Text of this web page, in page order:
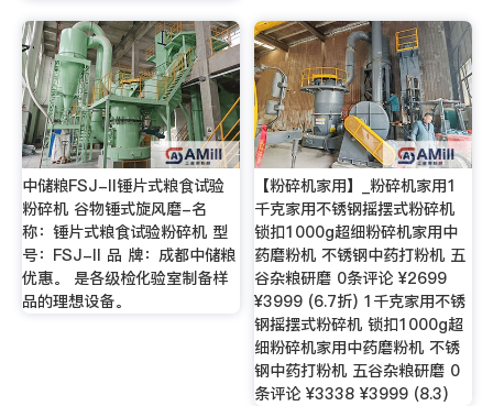
中储粮FSJ-II锤片式粮食试验
粉碎机 谷物锤式旋风磨-名
称：锤片式粮食试验粉碎机 型
号：FSJ-II 品 牌：成都中储粮
优惠。 是各级检化验室制备样
品的理想设备。
【粉碎机家用】_粉碎机家用1
千克家用不锈钢摇摆式粉碎机
锁扣1000g超细粉碎机家用中
药磨粉机 不锈钢中药打粉机 五
谷杂粮研磨 0条评论 ¥2699
¥3999 (6.7折) 1千克家用不锈
钢摇摆式粉碎机 锁扣1000g超
细粉碎机家用中药磨粉机 不锈
钢中药打粉机 五谷杂粮研磨 0
条评论 ¥3338 ¥3999 (8.3)